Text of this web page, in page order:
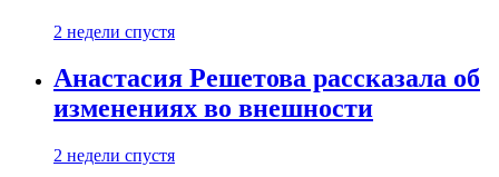
2 недели спустя
Анастасия Решетова рассказала об
изменениях во внешности
2 недели спустя